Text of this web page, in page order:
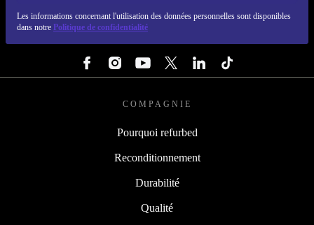
Les informations concernant l'utilisation des données personnelles sont disponibles
dans notre Politique de confidentialité
COMPAGNIE
Pourquoi refurbed
Reconditionnement
Durabilité
Qualité